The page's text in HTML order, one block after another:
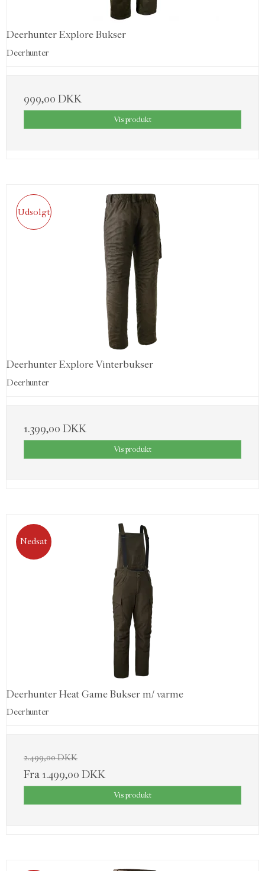
Deerhunter Explore Bukser
Deerhunter
999,00 DKK
Vis produkt
Udsolgt
Deerhunter Explore Vinterbukser
Deerhunter
1.399,00 DKK
Vis produkt
Nedsat
Deerhunter Heat Game Bukser m/ varme
Deerhunter
2.499,00 DKK
Fra 1.499,00 DKK
Vis produkt